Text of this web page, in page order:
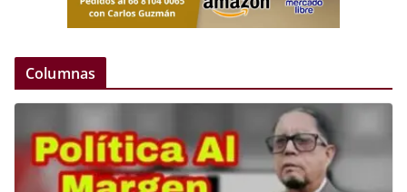
Columnas